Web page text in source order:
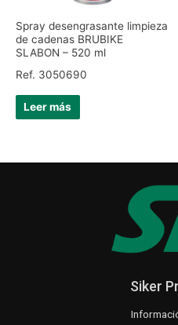
Spray desengrasante limpieza
de cadenas BRUBIKE
SLABON – 520 ml
Ref. 3050690
Leer más
Siker